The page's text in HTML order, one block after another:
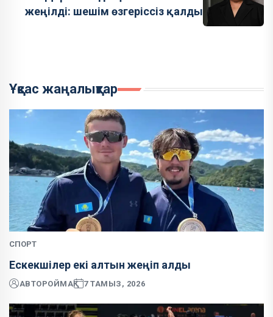
жеңілді: шешім өзгеріссіз қалды
Ұқсас жаңалықтар
СПОРТ
Ескекшілер екі алтын жеңіп алды
АВТОРОЙМАҚ 7 ТАМЫЗ, 2026